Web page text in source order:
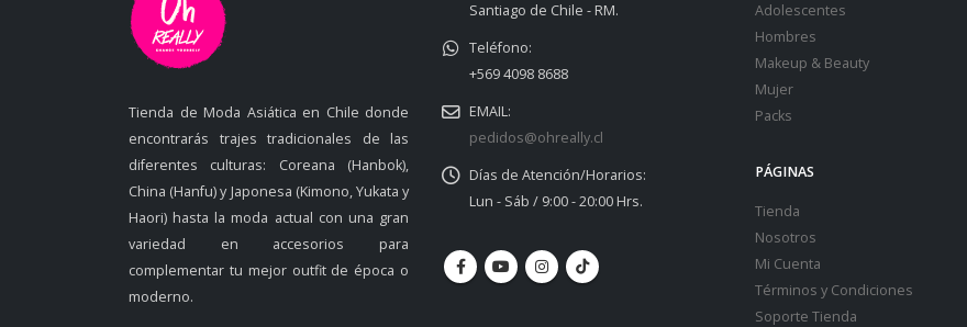
Tienda de Moda Asiática en Chile donde
encontrarás trajes tradicionales de las
diferentes culturas: Coreana (Hanbok),
China (Hanfu) y Japonesa (Kimono, Yukata y
Haori) hasta la moda actual con una gran
variedad en accesorios para
complementar tu mejor outfit de época o
moderno.
Santiago de Chile - RM.
Teléfono:
+569 4098 8688
EMAIL:
pedidos@ohreally.cl
Días de Atención/Horarios:
Lun - Sáb / 9:00 - 20:00 Hrs.
Adolescentes
Hombres
Makeup & Beauty
Mujer
Packs
PÁGINAS
Tienda
Nosotros
Mi Cuenta
Términos y Condiciones
Soporte Tienda